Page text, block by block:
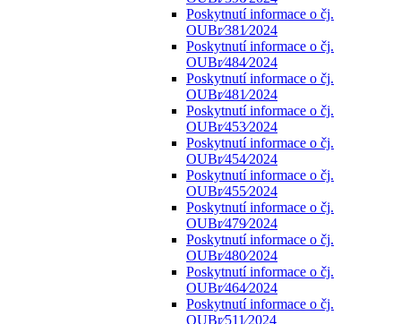
Poskytnutí informace o čj.
OUBr⁄381⁄2024
Poskytnutí informace o čj.
OUBr⁄484⁄2024
Poskytnutí informace o čj.
OUBr⁄481⁄2024
Poskytnutí informace o čj.
OUBr⁄453⁄2024
Poskytnutí informace o čj.
OUBr⁄454⁄2024
Poskytnutí informace o čj.
OUBr⁄455⁄2024
Poskytnutí informace o čj.
OUBr⁄479⁄2024
Poskytnutí informace o čj.
OUBr⁄480⁄2024
Poskytnutí informace o čj.
OUBr⁄464⁄2024
Poskytnutí informace o čj.
OUBr⁄511⁄2024